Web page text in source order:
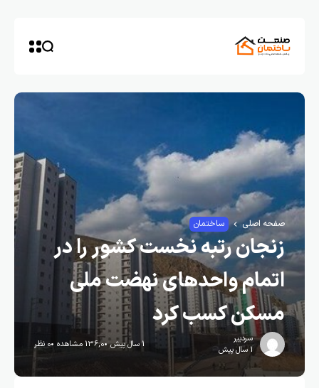
صفحه اصلی ساختمان
زنجان رتبه نخست کشور را در
اتمام واحدهای نهضت ملی
مسکن کسب کرد
سردبیر
1 سال پیش
1 سال پیش 136,0 مشاهده 0 نظر